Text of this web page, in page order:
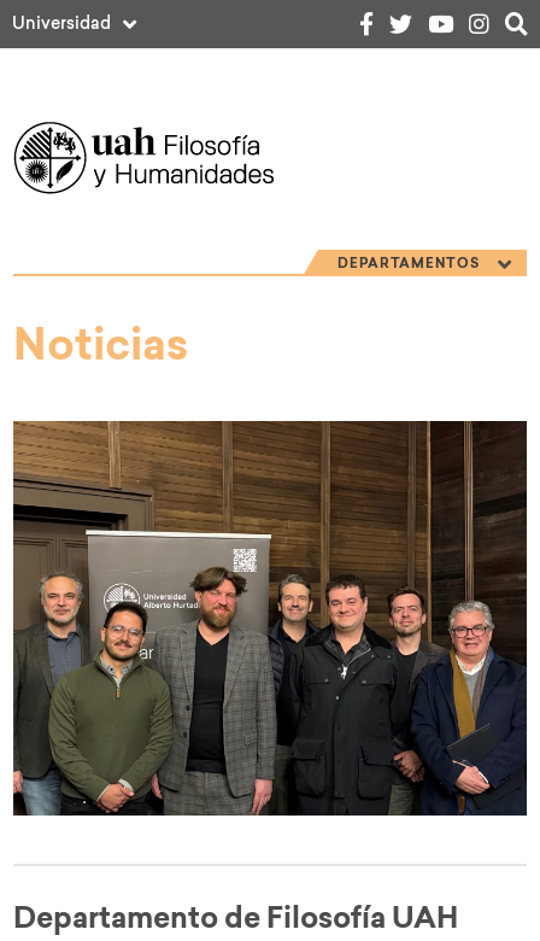
Universidad
DEPARTAMENTOS
Noticias
Departamento de Filosofía UAH